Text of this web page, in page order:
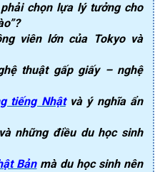
chọn lựa lý tưởng cho
viên lớn của Tokyo và
thuật gấp giấy – nghệ
tiếng Nhậtvà ý nghĩa ẩn
những điều du học sinh
Bảnmà du học sinh nên